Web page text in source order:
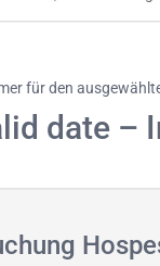
für den
date –